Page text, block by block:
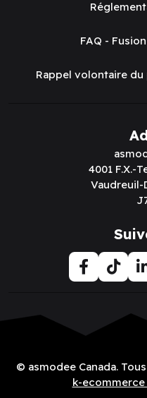
FAQ -
Rappel volontaire
4001 F.X.-
Vaudreuil-
© asmodee Canada.
k-ecommerce